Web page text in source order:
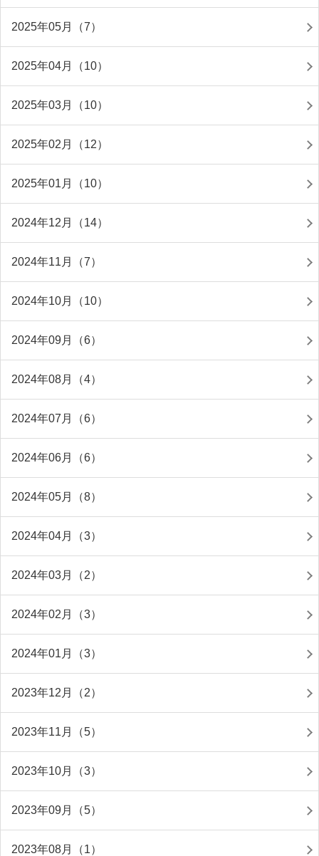
2025年05月（7）
2025年04月（10）
2025年03月（10）
2025年02月（12）
2025年01月（10）
2024年12月（14）
2024年11月（7）
2024年10月（10）
2024年09月（6）
2024年08月（4）
2024年07月（6）
2024年06月（6）
2024年05月（8）
2024年04月（3）
2024年03月（2）
2024年02月（3）
2024年01月（3）
2023年12月（2）
2023年11月（5）
2023年10月（3）
2023年09月（5）
2023年08月（1）